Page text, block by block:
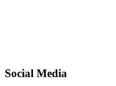
Social Media